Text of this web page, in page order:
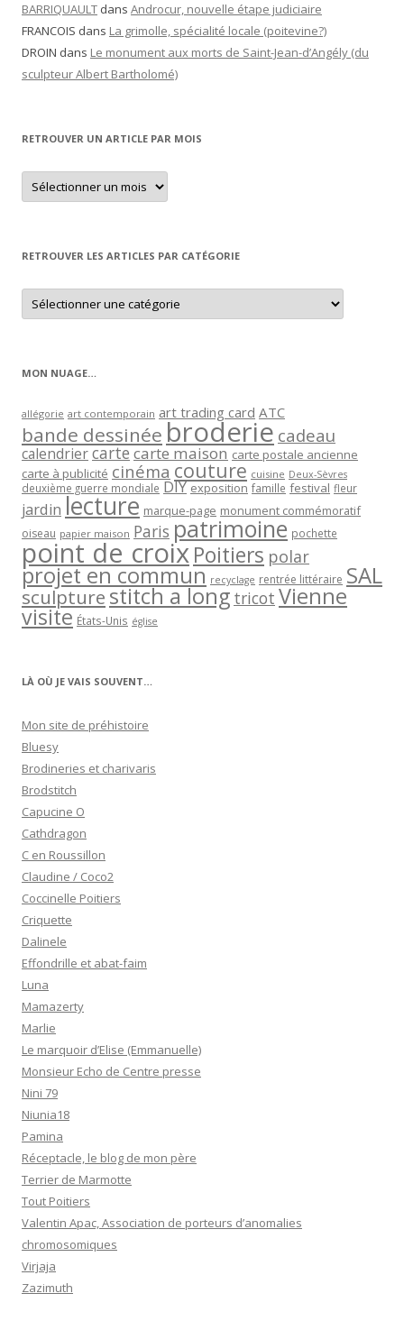
BARRIQUAULT dans Androcur, nouvelle étape judiciaire
FRANCOIS dans La grimolle, spécialité locale (poitevine?)
DROIN dans Le monument aux morts de Saint-Jean-d’Angély (du
sculpteur Albert Bartholomé)
RETROUVER UN ARTICLE PAR MOIS
Retrouver
un
article
RETROUVER LES ARTICLES PAR CATÉGORIE
Retrouver
les
articles
MON NUAGE…
allégorie art contemporain art trading card ATC
bande dessinée broderie cadeau
calendriercartecarte maison carte postale ancienne
carte à publicité cinéma couture cuisine Deux-Sèvres
deuxième guerre mondiale DIY exposition famille festival fleur
jardin lecture marque-page monument commémoratif
oiseau papier maison Paris patrimoine pochette
point de croixPoitiers polar
projet en commun recyclage rentrée littéraire SAL
sculpturestitch a long tricot Vienne
visite États-Unis église
LÀ OÙ JE VAIS SOUVENT…
Mon site de préhistoire
Bluesy
Brodineries et charivaris
Brodstitch
Capucine O
Cathdragon
C en Roussillon
Claudine / Coco2
Coccinelle Poitiers
Criquette
Dalinele
Effondrille et abat-faim
Luna
Mamazerty
Marlie
Le marquoir d’Elise (Emmanuelle)
Monsieur Echo de Centre presse
Nini 79
Niunia18
Pamina
Réceptacle, le blog de mon père
Terrier de Marmotte
Tout Poitiers
Valentin Apac, Association de porteurs d’anomalies
chromosomiques
Virjaja
Zazimuth